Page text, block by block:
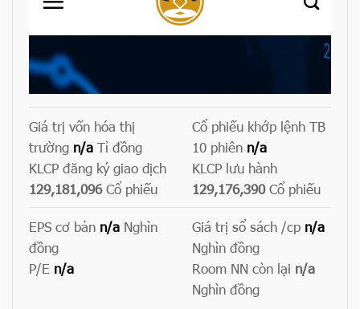
Giá trị vốn hóa thị
trường n/a Tỉ đồng
Cổ phiếu khớp lệnh TB
10 phiên n/a
KLCP đăng ký giao dịch
129,181,096Cổ phiếu
KLCP lưu hành
129,176,390Cổ phiếu
EPS cơ bản n/a Nghìn
đồng
Giá trị sổ sách /cp n/a
Nghìn đồng
P/E n/a Room NN còn lại n/a
Nghìn đồng